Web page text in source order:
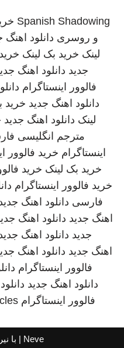
Spanish Shadowing
و روسری دانلود اهنگ
لینک خرید بک لینک
جدید دانلود اهنگ
فالوور اینستاگرام
دانلود اهنگ جدید خرید
لینک دانلود اهنگ جدید
مترجم انگلیسی
اینستاگرام خرید فالوور
خرید بک لینک خرید
خرید فالوور اینستاگرام
فارسی دانلود اهنگ
اهنگ جدید دانلود اهنگ
جدید دانلود اهنگ
اهنگ جدید دانلود اهنگ
فالوور اینستاگرام
دانلود اهنگ جدید
فالوور اینستاگرام
Neve | با